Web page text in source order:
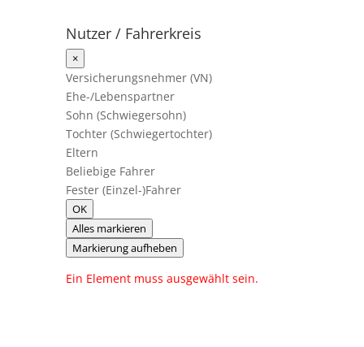
Nutzer / Fahrerkreis
×
Versicherungsnehmer (VN)
Ehe-/Lebenspartner
Sohn (Schwiegersohn)
Tochter (Schwiegertochter)
Eltern
Beliebige Fahrer
Fester (Einzel-)Fahrer
OK
Alles markieren
Markierung aufheben
Ein Element muss ausgewählt sein.